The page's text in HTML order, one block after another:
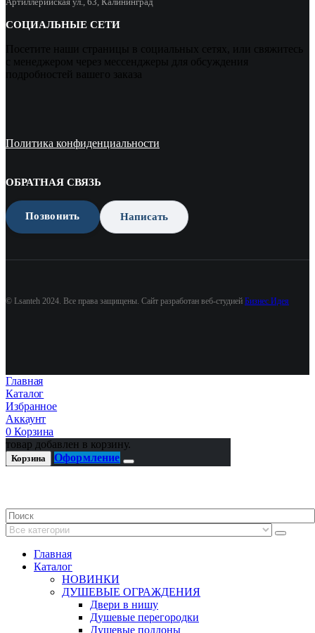
СОЦИАЛЬНЫЕ СЕТИ
Посетите наши страницы в социальных сетях, или свяжитесь
с менеджером через мессенджеры для обсуждения
подробностей вашего заказа
Политика конфиденциальности
ОБРАТНАЯ СВЯЗЬ
Позвонить Написать
© Lsanteh 2024. Все права защищены. Сайт разработан веб-студией Бизнес Идея
Главная
Каталог
Избранное
Аккаунт
0 Корзина
товар добавлен в корзину.
Корзина Оформление
Главная
Каталог
НОВИНКИ
ДУШЕВЫЕ ОГРАЖДЕНИЯ
Двери в нишу
Душевые перегородки
Душевые поддоны